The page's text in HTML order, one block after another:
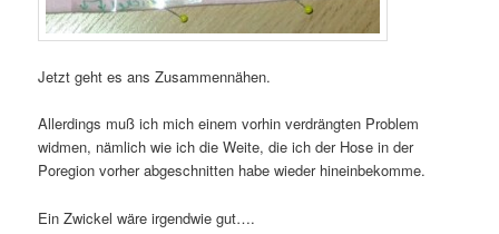
Jetzt geht es ans Zusammennähen.
Allerdings muß ich mich einem vorhin verdrängten Problem
widmen, nämlich wie ich die Weite, die ich der Hose in der
Poregion vorher abgeschnitten habe wieder hineinbekomme.
Ein Zwickel wäre irgendwie gut….